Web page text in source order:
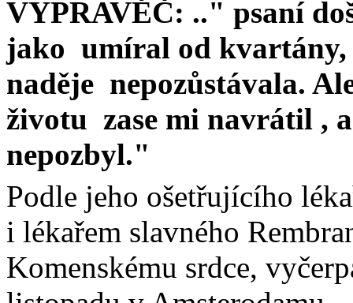
VYPRAVĚČ: .." psaní
jako umíral od
naděje nepozůstávala.
životu zase mi navrátil ,
nepozbyl."
Podle jeho ošetřujícího
i lékařem slavného
Komenskému srdce,